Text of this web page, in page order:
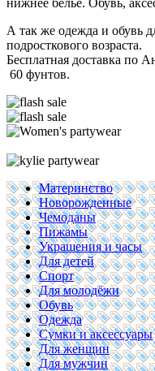
А так же одежда и обувь
подросткового возраста.
Бесплатная доставка по
60 фунтов.
Материнство
Новорожденные
Чемоданы
Пижамы
Украшения и часы
Для детей
Спорт
Для молодёжи
Обувь
Одежда
Сумки и аксессуары
Для женщин
Для мужчин